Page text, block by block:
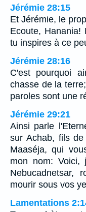
Jérémie 28:15
Et Jérémie, le
Ecoute,
tu inspires à ce
Jérémie 28:16
C'est pourquoi
chasse de la
paroles sont une
Jérémie 29:21
Ainsi parle
sur Achab, fils
Maaséja, qui
mon nom:
mourir sous vos
Lamentations